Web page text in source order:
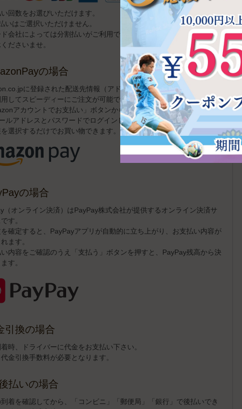
回数をお選びいただけます。
いはご選択いただけません。
会社によっては分割払いがご利用できないこともございます。予め
ださいませ。
の場合
に登録された配送先情報（アドレス帳）やクレジットカード情
してスピーディーにご注文が可能です。
アカウントでお支払い」ボタンから、Amazon.co.jpに登録してい
ルアドレスとパスワードでログインして、配送先とクレジットカー
を選択するだけでお買い物できます。
の場合
（オンライン決済）はPayPay株式会社が提供するオンライン決済サ
す。
を確定すると、PayPayアプリが自動的に立ち上がり、お支払い内容が
ます。
い内容をご確認のうえ「支払う」ボタンを押すと、PayPay残高から決
す。
引換の場合
時、ドライバーに代金をお支払い下さい。
金引換手数料が必要となります。
払いの場合
着を確認してから、「コンビニ」「郵便局」「銀行」で後払いでき